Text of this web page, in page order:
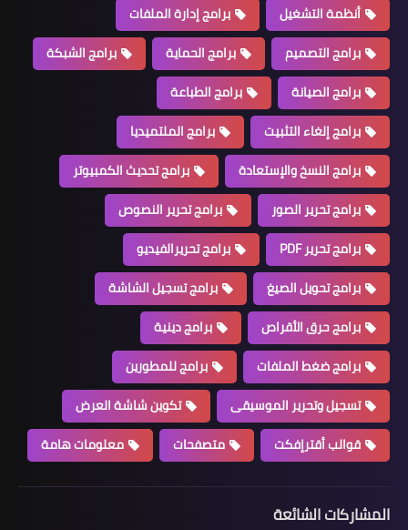
أنظمة التشغيل
برامج إدارة الملفات
برامج التصميم
برامج الحماية
برامج الشبكة
برامج الصيانة
برامج الطباعة
برامج إلغاء التثبيت
برامج الملتميديا
برامج النسخ والإستعادة
برامج تحديث الكمبيوتر
برامج تحرير الصور
برامج تحرير النصوص
برامج تحرير PDF
برامج تحريرالفيديو
برامج تحويل الصيغ
برامج تسجيل الشاشة
برامج حرق الأقراص
برامج دينية
برامج ضغط الملفات
برامج للمطورين
تسجيل وتحرير الموسيقى
تكوين شاشة العرض
قوالب أقترإفكت
متصفحات معلومات هامة
المشاركات الشائعة